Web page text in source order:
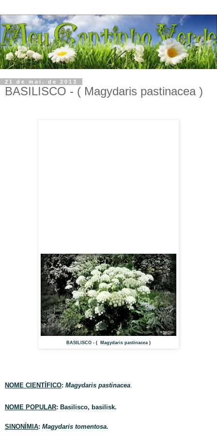
21 de mai. de 2013
BASILISCO - ( Magydaris pastinacea )
BASILISCO - ( Magydaris pastinacea )
NOME CIENTÍFICO: Magydaris pastinacea
NOME POPULAR: Basilisco, basilisk.
SINONÍMIA: Magydaris tomentosa.